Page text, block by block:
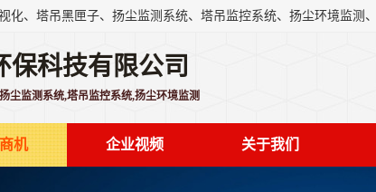
保科技有限公司
尘监测系统,塔吊监控系统,扬尘环境监测
机 企业视频 关于我们